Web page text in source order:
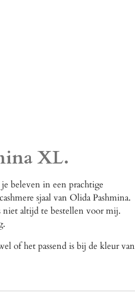
XL.
beleven in een prachtige
sjaal van Olida Pashmina.
altijd te bestellen voor mij.
of het passend is bij de kleur van